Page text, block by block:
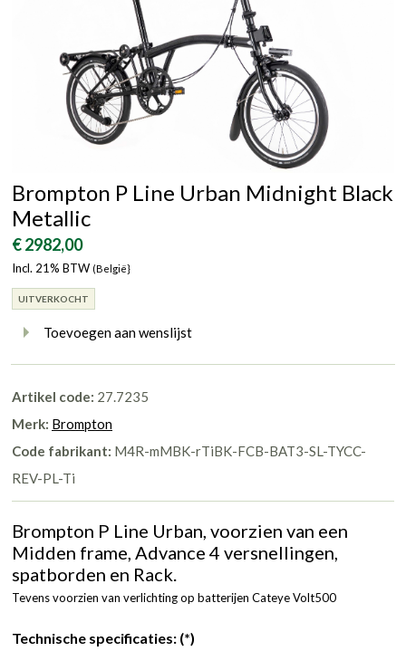
Brompton P Line Urban Midnight Black
Metallic
€ 2982,00
Incl. 21% BTW (België}
UITVERKOCHT
Toevoegen aan wenslijst
Artikel code: 27.7235
Merk: Brompton
Code fabrikant: M4R-mMBK-rTiBK-FCB-BAT3-SL-TYCC-
REV-PL-Ti
Brompton P Line Urban, voorzien van een
Midden frame, Advance 4 versnellingen,
spatborden en Rack.
Tevens voorzien van verlichting op batterijen Cateye Volt500
Technische specificaties: (*)